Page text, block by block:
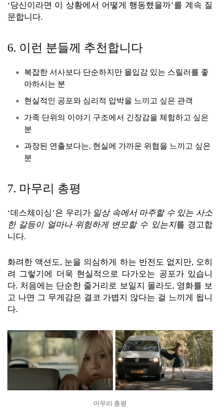
‘당신이라면 이 상황에서 어떻게 행동했을까’를 계속 질
문합니다.
6. 이런 분들께 추천합니다
복잡한 서사보다 단순하지만 몰입감 있는 스릴러를 좋
아하시는 분
현실적인 공포와 심리적 압박을 느끼고 싶은 관객
가족 단위의 이야기 구조에서 긴장감을 체험하고 싶은
분
과장된 연출보다는, 현실에 가까운 위협을 느끼고 싶은
분
7. 마무리 총평
‘데스체이싱’은 우리가 일상 속에서 마주할 수 있는 사소
한 갈등이 얼마나 위험하게 변모할 수 있는지를 경고합
니다.
화려한 액션도, 눈을 의심하게 하는 반전도 없지만, 오히
려 그렇기에 더욱 현실적으로 다가오는 공포가 있습니
다. 처음에는 단순한 줄거리로 보일지 몰라도, 영화를 보
고 나면 그 무게감은 결코 가볍지 않다는 걸 느끼게 됩니
다.
마무리 총평